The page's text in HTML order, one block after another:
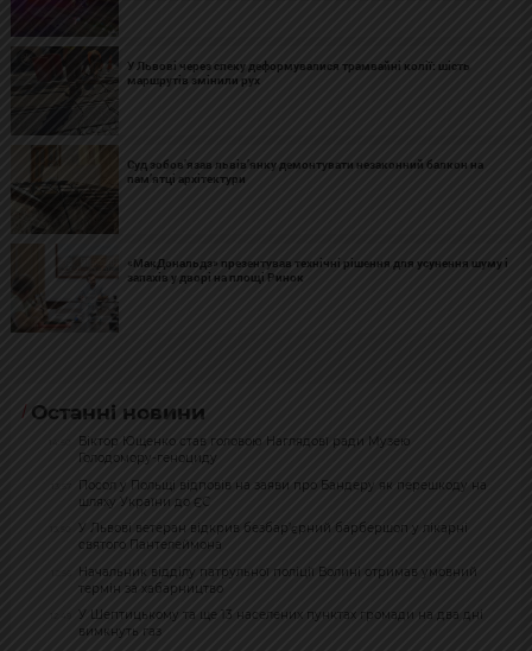
У Львові через спеку деформувалися трамвайні колії: шість
маршрутів змінили рух
Суд зобов’язав львів’янку демонтувати незаконний балкон на
пам’ятці архітектури
«МакДональдз» презентував технічні рішення для усунення шуму і
запахів у дворі на площі Ринок
Останні новини
Віктор Ющенко став головою Наглядовї ради Музею
Голодомору-геноциду
Посол у Польщі відповів на заяви про Бандеру як перешкоду на
шляху України до ЄС
У Львові ветеран відкрив безбар’єрний барбершоп у лікарні
святого Пантелеймона
Начальник відділу патрульної поліції Волині отримав умовний
термін за хабарництво
У Шептицькому та ще 13 населених пунктах громади на два дні
вимкнуть газ